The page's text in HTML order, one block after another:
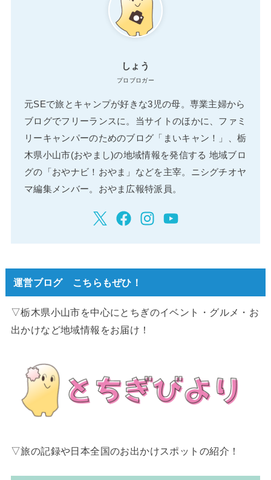
しょう
プロブロガー
元SEで旅とキャンプが好きな3児の母。専業主婦から
ブログでフリーランスに。当サイトのほかに、ファミ
リーキャンパーのためのブログ「まいキャン！」、栃
木県小山市(おやまし)の地域情報を発信する 地域ブロ
グの「おやナビ！おやま」などを主宰。ニシグチオヤ
マ編集メンバー。おやま広報特派員。
運営ブログ こちらもぜひ！
▽栃木県小山市を中心にとちぎのイベント・グルメ・お
出かけなど地域情報をお届け！
▽旅の記録や日本全国のお出かけスポットの紹介！